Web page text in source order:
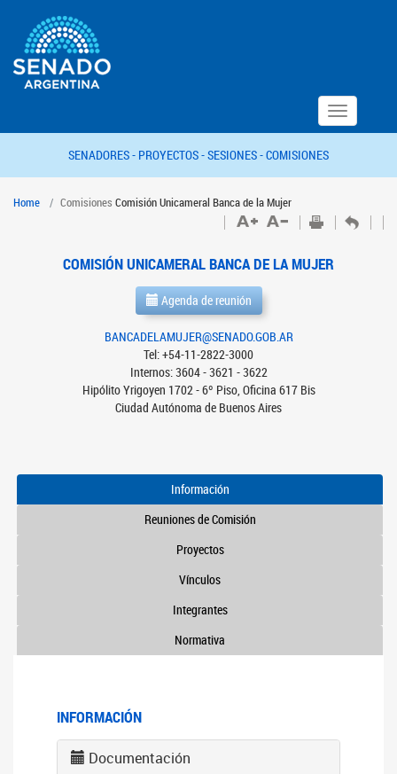
Toggle
navigation
SENADORES - PROYECTOS -SESIONES -COMISIONES
Home Comisiones Comisión Unicameral Banca de la Mujer
COMISIÓN UNICAMERAL BANCA DE LA MUJER
Agenda de reunión
BANCADELAMUJER@SENADO.GOB.AR
Tel: +54-11-2822-3000
Internos: 3604 - 3621 - 3622
Hipólito Yrigoyen 1702 - 6º Piso, Oficina 617 Bis
Ciudad Autónoma de Buenos Aires
Información
Reuniones de Comisión
Proyectos
Vínculos
Integrantes
Normativa
INFORMACIÓN
Documentación